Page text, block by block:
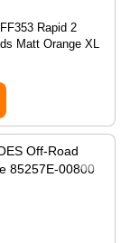
Rapid 2
Matt Orange XL